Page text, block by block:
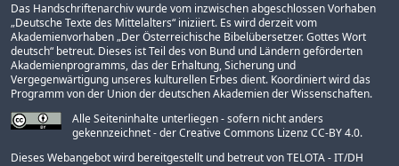
Das Handschriftenarchiv wurde vom inzwischen abgeschlossen Vorhaben
„Deutsche Texte des Mittelalters“ iniziiert. Es wird derzeit vom
Akademienvorhaben „Der Österreichische Bibelübersetzer. Gottes Wort
deutsch“ betreut. Dieses ist Teil des von Bund und Ländern geförderten
Akademienprogramms, das der Erhaltung, Sicherung und
Vergegenwärtigung unseres kulturellen Erbes dient. Koordiniert wird das
Programm von der Union der deutschen Akademien der Wissenschaften.
Alle Seiteninhalte unterliegen - sofern nicht anders
gekennzeichnet - der Creative Commons Lizenz CC-BY 4.0.
Dieses Webangebot wird bereitgestellt und betreut vonTELOTA - IT/DH